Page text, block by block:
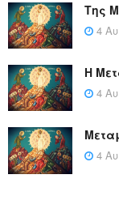
Της
4
Η
4
4